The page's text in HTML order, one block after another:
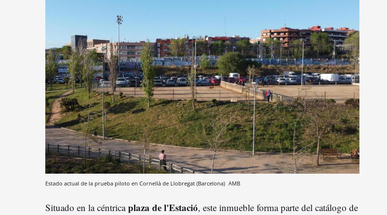
Estado actual de la prueba piloto en Cornellà de Llobregat (Barcelona) AMB
Situado en la céntricaplaza de l'Estació, este inmueble forma parte del catálogo de